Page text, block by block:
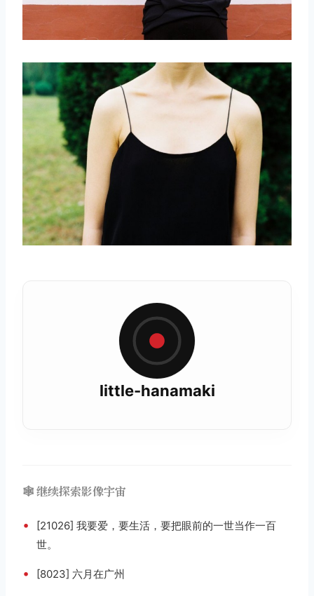
little-hanamaki
🕸️ 继续探索影像宇宙
•
[21026] 我要爱，要生活，要把眼前的一世当作一百
世。
• [8023] 六月在广州